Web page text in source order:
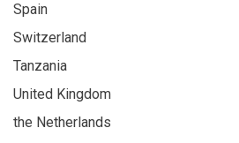
Spain
Switzerland
Tanzania
United Kingdom
the Netherlands